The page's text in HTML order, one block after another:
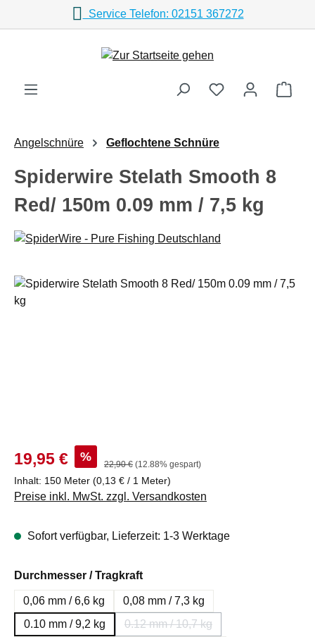
Zum Hauptinhalt springenService Telefon: 02151 367272
Angelschnüre Geflochtene Schnüre
Spiderwire Stelath Smooth 8
Red/ 150m 0.09 mm / 7,5 kg
Bildergalerie überspringen
Verkaufspreis:
19,95 € % Regulärer Preis:
22,90 € (12.88% gespart)
Inhalt: 150 Meter (0,13 € / 1 Meter)
Preise inkl. MwSt. zzgl. Versandkosten
Sofort verfügbar, Lieferzeit: 1-3 Werktage
Durchmesser / Tragkraftauswählen
0,06 mm / 6,6 kg
0,08 mm / 7,3 kg
0.10 mm / 9,2 kg
0.12 mm / 10,7 kg
(Diese Option ist zurzeit nicht